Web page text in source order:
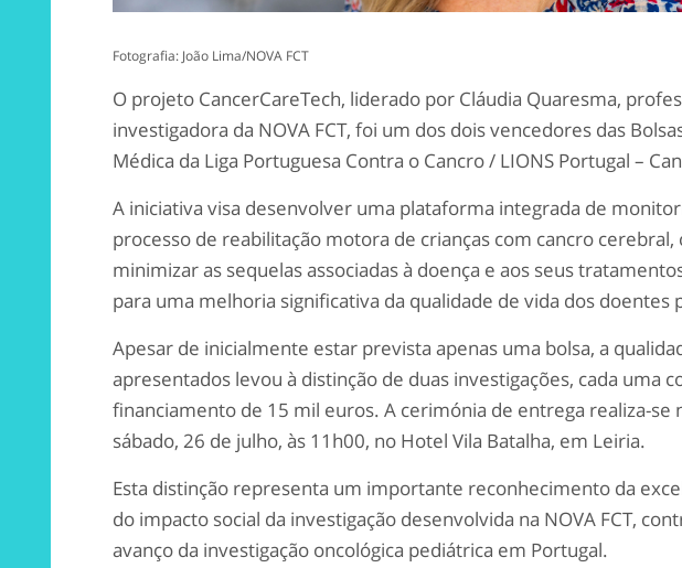
Fotografia: João Lima/NOVA FCT
O projeto CancerCareTech, liderado por Cláudia Quaresma,
investigadora da NOVA FCT, foi um dos dois vencedores das
Médica da Liga Portuguesa Contra o Cancro / LIONS Portugal –
A iniciativa visa desenvolver uma plataforma integrada de
processo de reabilitação motora de crianças com cancro
minimizar as sequelas associadas à doença e aos seus
para uma melhoria significativa da qualidade de vida dos doentes
Apesar de inicialmente estar prevista apenas uma bolsa, a
apresentados levou à distinção de duas investigações, cada uma
financiamento de 15 mil euros. A cerimónia de entrega realiza-se
sábado, 26 de julho, às 11h00, no Hotel Vila Batalha, em Leiria.
Esta distinção representa um importante reconhecimento da
do impacto social da investigação desenvolvida na NOVA FCT,
avanço da investigação oncológica pediátrica em Portugal.